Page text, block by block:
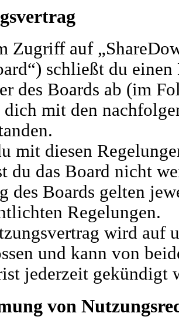
Zugriff auf
schließt du
des Boards ab (im
dich mit den
mit diesen
du das Board nicht
des Boards gelten
Regelungen.
wird auf
und kann von
jederzeit gekündigt
von